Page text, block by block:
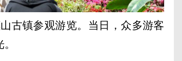
古镇参观游览。当日，众多游客